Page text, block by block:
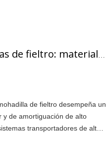
de fieltro desempeña un
y de amortiguación de alto
transportadores de alta